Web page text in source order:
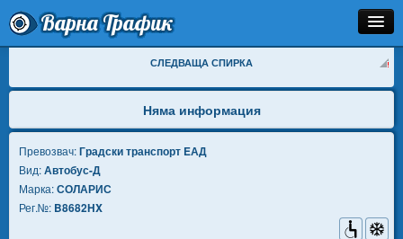
Варна Трафик
Разписание
Как Да Стигна?
Инфо
СЛЕДВАЩА СПИРКА
Няма информация
Превозвач:Градски транспорт EАД
Вид:Автобус-Д
Марка:СОЛАРИС
Рег.№: B8682HX